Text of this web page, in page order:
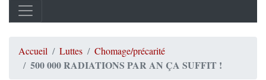
Accueil Luttes Chomage/précarité
500 000 RADIATIONS PAR AN ÇA SUFFIT !